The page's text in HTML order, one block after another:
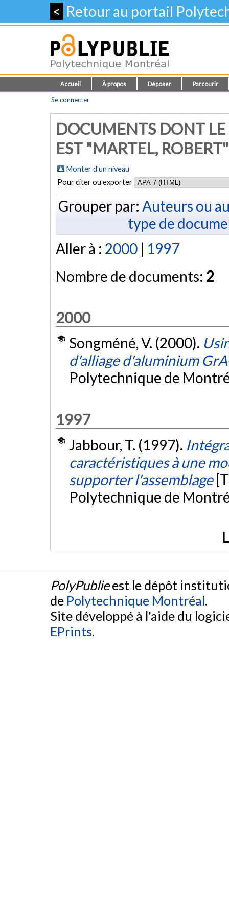
< Retour au portail
Accueil À propos Déposer Parcourir
Se connecter
DOCUMENTS DONT
EST "MARTEL, ROBERT"
Monter d'un niveau
Pour citer ou exporter
Grouper par: Auteurs ou
type de
Aller à : 2000 | 1997
Nombre de documents: 2
2000
Songméné, V. (2000).
d'alliage d'aluminium
Polytechnique de
1997
Jabbour, T. (1997).
caractéristiques à une
supporter l'assemblage
Polytechnique de
PolyPublieest le dépôt
de Polytechnique Montréal.
Site développé à l'aide du
EPrints.